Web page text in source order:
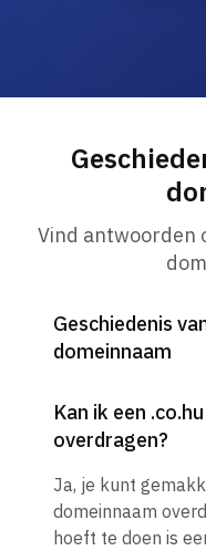
Vind antwoorden
Geschiedenis
domeinnaam
Kan ik een
overdragen?
Ja, je kunt
domeinnaam
hoeft te doen is